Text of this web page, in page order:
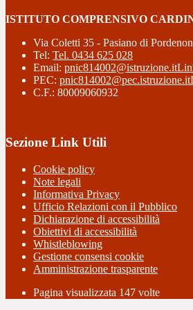
ISTITUTO COMPRENSIVO
Via Coletti 35 - Pasiano di
Tel: Tel. 0434 625 028
Email: pnic814002@istruzione.it
PEC: pnic814002@pec.istruzione.it
C.F.: 80009060932
Sezione Link Utili
Cookie policy
Note legali
Informativa Privacy
Ufficio Relazioni con il Pubblico
Dichiarazione di accessibilità
Obiettivi di accessibilità
Whistleblowing
Gestione consensi cookie
Amministrazione trasparente
Pagina visualizzata 147 volte